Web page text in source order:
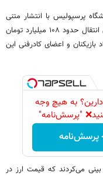
پرسپولیس با انتشار متنی
در فضای مجازی اعلام کرد که پرسپولیس برای این انتقال حدود ۱۰۸ میلیارد تومان
۳۰ درصد از قرارداد بازیکنان و اعضای کادرفنی این
دارین؟ به هیچ وجه
"پرسش‌نامه"
پرسش‌نامه
می‌کردند که قیمت ارز در